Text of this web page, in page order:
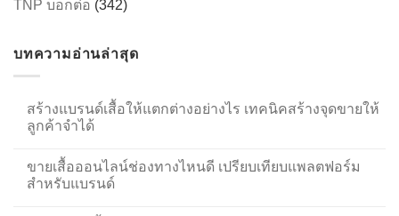
TNP บอกต่อ (342)
บทความอ่านล่าสุด
สร้างแบรนด์เสื้อให้แตกต่างอย่างไร เทคนิคสร้างจุดขายให้
ลูกค้าจำได้
ขายเสื้อออนไลน์ช่องทางไหนดี เปรียบเทียบแพลตฟอร์ม
สำหรับแบรนด์